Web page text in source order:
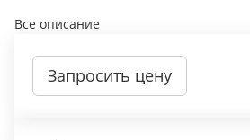
Все описание
Запросить цену